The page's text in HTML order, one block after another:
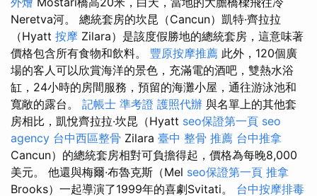
Neretva河。 總統套房的坎昆（Cancun）凱特·齊拉拉
（Hyatt 按摩 Zilara）是該度假勝地的總統套房，這意味著
價格包含所有食物和飲料。 豐原按摩推薦 此外，120個廣
場的客人可以欣賞海洋的景色，充滿電的酒吧，雙熱水浴
缸，24小時的房間服務，預留的海灘小屋，通往游泳池和
寬敞的露台。 記帳士 準考證 護照代辦 與名單上的其他套
房相比，凱悅齊拉拉·坎昆（Hyatt seo保證第一頁 seo
agency 台中西區整骨 Zilara 臺中 整骨 推薦 台中推拿
Cancun）的總統套房相對可負擔得起，價格為每晚8,000
美元。 他還與梅爾·布魯克斯（Mel seo保證第一頁 推拿
Brooks）一起導演了1999年的喜劇Svitati。 台中按摩排毒